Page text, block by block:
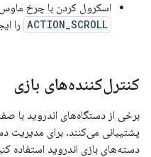
اسکرول کردن با چرخ
ACTION_SCROLL را
کنترل‌کننده‌های بازی
برخی از دستگاه‌های اندروید با
دسته‌های بازی اندروید استفاده